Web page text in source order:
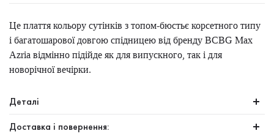
Це плаття кольору сутінків з топом-бюстьє корсетного типу
і багатошарової довгою спідницею від бренду BCBG Max
Azria відмінно підійде як для випускного, так і для
новорічної вечірки.
Деталі
Доставка і повернення: